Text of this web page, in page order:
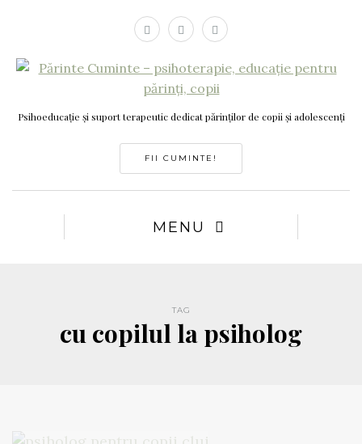
Psihoeducație și suport terapeutic dedicat părinților de copii și adolescenți
FII CUMINTE!
MENU
TAG
cu copilul la psiholog